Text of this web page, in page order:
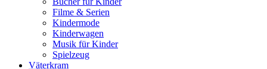
Filme & Serien
Kindermode
Kinderwagen
Musik für Kinder
Spielzeug
Väterkram